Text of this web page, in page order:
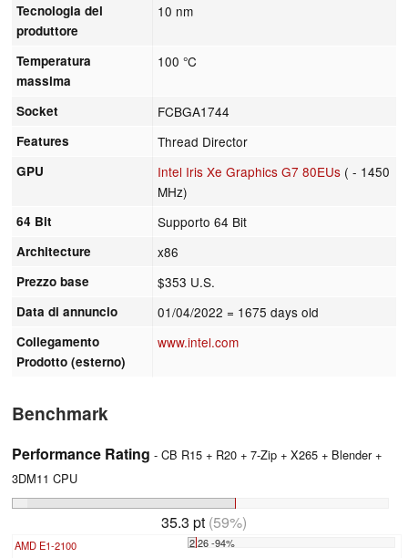
Tecnologia del
produttore
10 nm
Temperatura
massima
100 °C
Socket FCBGA1744
Features Thread Director
GPU Intel Iris Xe Graphics G7 80EUs ( - 1450
MHz)
64 Bit Supporto 64 Bit
Architecture x86
Prezzo base $353 U.S.
Data di annuncio 01/04/2022 = 1675 days old
Collegamento
Prodotto (esterno)
www.intel.com
Benchmark
Performance Rating - CB R15 + R20 + 7-Zip + X265 + Blender +
3DM11 CPU
35.3 pt (59%)
AMD E1-2100 2.26 -94%